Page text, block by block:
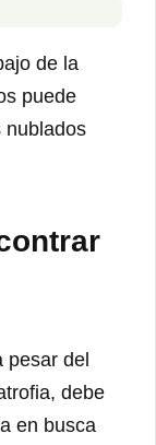
de la
puede
nublados
pesar del
debe
en busca